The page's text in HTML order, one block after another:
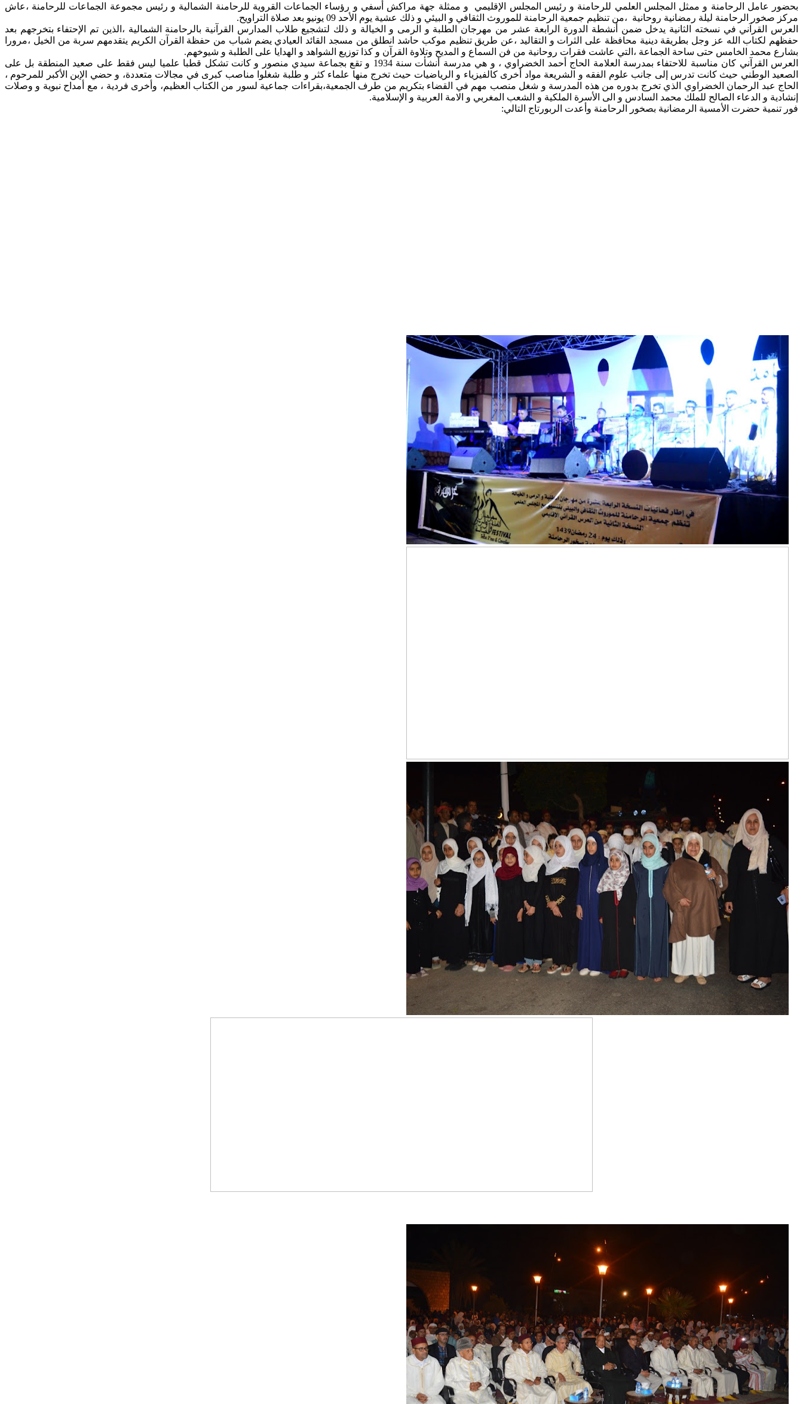
بحضور عامل الرحامنة و ممثل المجلس العلمي للرحامنة و رئيس المجلس الإقليمي و ممثلة جهة مراكش أسفي و رؤساء الجماعات القروية للرحامنة الشمالية و رئيس مجموعة الجماعات للرحامنة ،عاش
مركز صخور الرحامنة ليلة رمضانية روحانية ،من تنظيم جمعية الرحامنة للموروث الثقافي و البيئي و ذلك عشية يوم الأحد 09 يونيو بعد صلاة التراويح.
العرس القرآني في نسخته الثانية يدخل ضمن أنشطة الدورة الرابعة عشر من مهرجان الطلبة و الرمى و الخيالة و ذلك لتشجيع طلاب المدارس القرآنية بالرحامنة الشمالية ،الذين تم الإحتفاء بتخرجهم بعد
حفظهم لكتاب الله عز وجل بطريقة دينية محافظة على الثرات و التقاليد ،عن طريق تنظيم موكب حاشد انطلق من مسجد القائد العيادي يضم شباب من حفظة القرآن الكريم يتقدمهم سربة من الخيل ،مرورا
بشارع محمد الخامس حتى ساحة الجماعة ،التي عاشت فقرات روحانية من فن السماع و المديح وتلاوة القرآن و كذا توزيع الشواهد و الهدايا على الطلبة و شيوخهم.
العرس القرآني كان مناسبة للاحتفاء بمدرسة العلامة الحاج أحمد الخضراوي ، و هي مدرسة أنشأت سنة 1934 و تقع بجماعة سيدي منصور و كانت تشكل قطبا علميا ليس فقط على صعيد المنطقة بل على
الصعيد الوطني حيث كانت تدرس إلى جانب علوم الفقه و الشريعة مواد أخرى كالفيزياء و الرياضيات حيث تخرج منها علماء كثر و طلبة شغلوا مناصب كبرى في مجالات متعددة، و حضي الإبن الأكبر للمرحوم ،
الحاج عبد الرحمان الخضراوي الذي تخرج بدوره من هذه المدرسة و شغل منصب مهم في القضاء بتكريم من طرف الجمعية،بقراءات جماعية لسور من الكتاب العظيم، وأخرى فردية ، مع أمداح نبوية و وصلات
إنشادية و الدعاء الصالح للملك محمد السادس و الى الأسرة الملكية و الشعب المغربي و الامة العربية و الإسلامية.
فور تنمية حضرت الأمسية الرمضانية بصخور الرحامنة وأعدت الربورتاج التالي: